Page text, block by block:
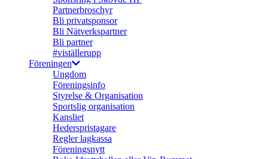
Partnerbroschyr
Bli privatsponsor
Bli Nätverkspartner
Bli partner
#viställerupp
Föreningen
Ungdom
Föreningsinfo
Styrelse & Organisation
Sportslig organisation
Kansliet
Hederspristagare
Regler lagkassa
Föreningsnytt